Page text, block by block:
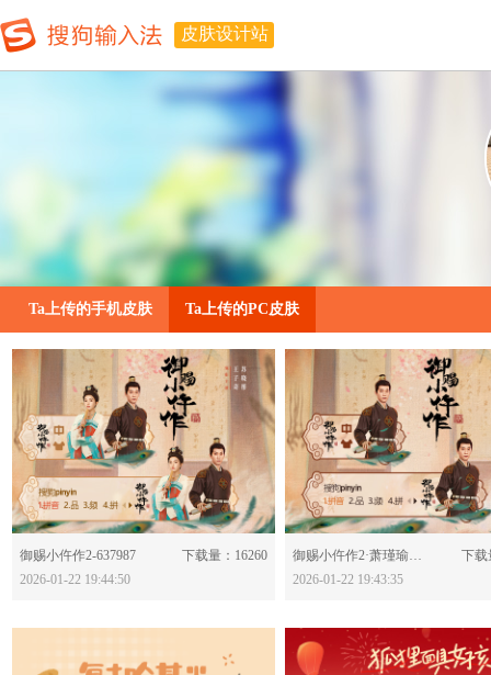
皮肤设计站
Ta上传的手机皮肤 Ta上传的PC皮肤
分享：
御赐小仵作2-637987
下载量：16260
2026-01-22 19:44:50
分享：
御赐小仵作2·萧瑾瑜-637986
下载
2026-01-22 19:43:35